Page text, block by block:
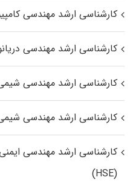
کارشناسی ارشد مهندسی
کارشناسی ارشد مهندسی
کارشناسی ارشد مهندسی
کارشناسی ارشد مهندسی
کارشناسی ارشد مهندسی
(HSE)